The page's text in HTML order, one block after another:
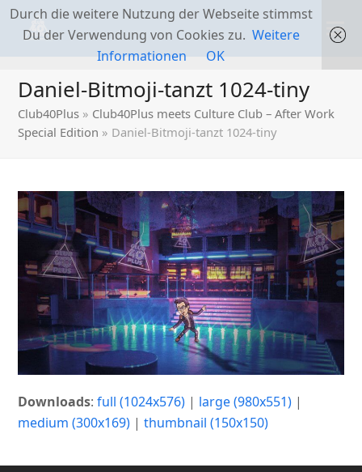
Daniel-Bitmoji-tanzt 1024-tiny
Club40Plus » Club40Plus meets Culture Club – After Work
Special Edition » Daniel-Bitmoji-tanzt 1024-tiny
Downloads:full (1024x576) | large (980x551) |
medium (300x169) |thumbnail (150x150)
Durch die weitere Nutzung der Webseite stimmst
Du der Verwendung von Cookies zu. Weitere
Informationen
OK